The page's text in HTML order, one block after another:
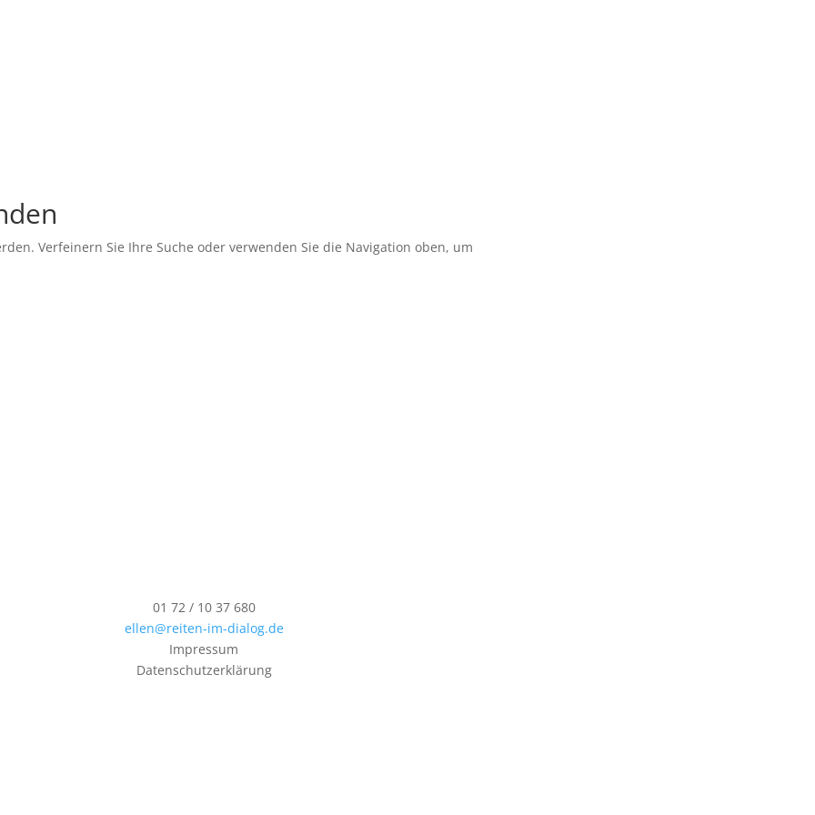
Verfeinern Sie Ihre Suche oder verwenden Sie die Navigation oben, um
01 72 / 10 37 680
ellen@reiten-im-dialog.de
Impressum
Datenschutzerklärung